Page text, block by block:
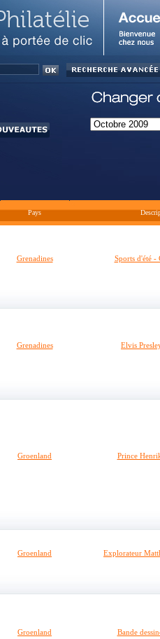
Pays
Grenadines Sports d'été -
Grenadines Elvis
Groenland Prince
Groenland Explorateur
Groenland Bande